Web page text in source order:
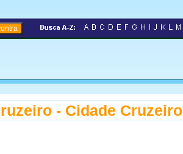
- Cidade Cruzeiro